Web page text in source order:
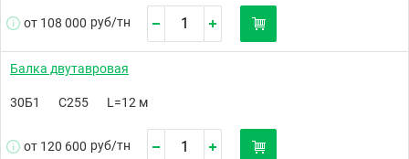
от 108 000 руб/тн
Балка двутавровая
30Б1 С255 L=12 м
от 120 600 руб/тн